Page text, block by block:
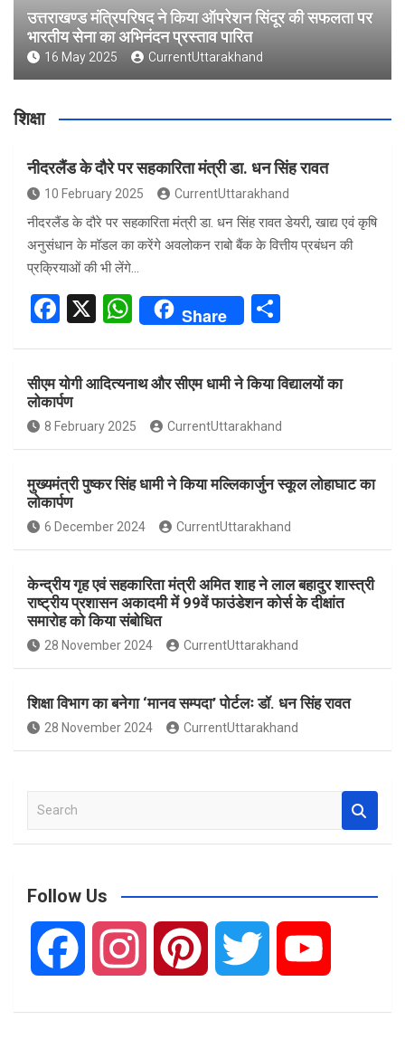
उत्तराखण्ड मंत्रिपरिषद ने किया ऑपरेशन सिंदूर की सफलता पर
भारतीय सेना का अभिनंदन प्रस्ताव पारित
16 May 2025 CurrentUttarakhand
शिक्षा
नीदरलैंड के दौरे पर सहकारिता मंत्री डा. धन सिंह रावत
10 February 2025 CurrentUttarakhand
नीदरलैंड के दौरे पर सहकारिता मंत्री डा. धन सिंह रावत डेयरी, खाद्य एवं कृषि
अनुसंधान के मॉडल का करेंगे अवलोकन राबो बैंक के वित्तीय प्रबंधन की
प्रक्रियाओं की भी लेंगे…
F
ce
b
o
o
k
X
W
s
A
p
p
Share
ar
e
सीएम योगी आदित्यनाथ और सीएम धामी ने किया विद्यालयों का
लोकार्पण
8 February 2025 CurrentUttarakhand
मुख्यमंत्री पुष्कर सिंह धामी ने किया मल्लिकार्जुन स्कूल लोहाघाट का
लोकार्पण
6 December 2024 CurrentUttarakhand
केन्द्रीय गृह एवं सहकारिता मंत्री अमित शाह ने लाल बहादुर शास्त्री
राष्ट्रीय प्रशासन अकादमी में 99वें फाउंडेशन कोर्स के दीक्षांत
समारोह को किया संबोधित
28 November 2024 CurrentUttarakhand
शिक्षा विभाग का बनेगा ‘मानव सम्पदा’ पोर्टलः डॉ. धन सिंह रावत
28 November 2024 CurrentUttarakhand
a
c
Follow Us